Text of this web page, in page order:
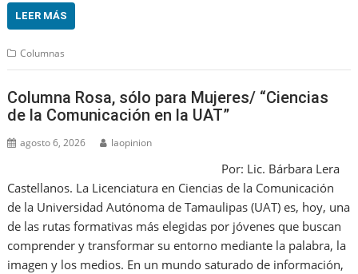
LEER MÁS
Columnas
Columna Rosa, sólo para Mujeres/ “Ciencias
de la Comunicación en la UAT”
agosto 6, 2026 laopinion
Por: Lic. Bárbara Lera
Castellanos. La Licenciatura en Ciencias de la Comunicación
de la Universidad Autónoma de Tamaulipas (UAT) es, hoy, una
de las rutas formativas más elegidas por jóvenes que buscan
comprender y transformar su entorno mediante la palabra, la
imagen y los medios. En un mundo saturado de información,